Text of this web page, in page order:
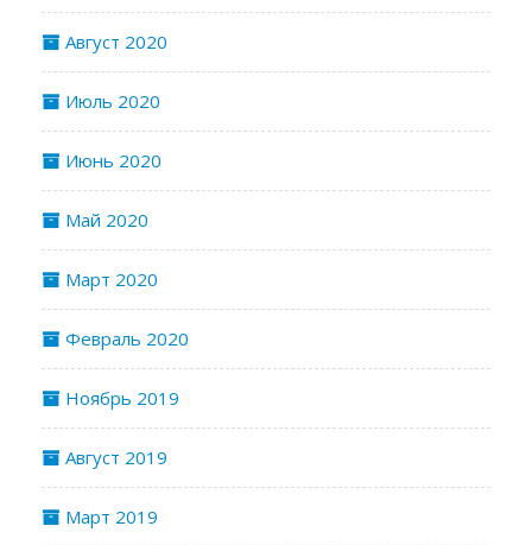
Август 2020
Июль 2020
Июнь 2020
Май 2020
Март 2020
Февраль 2020
Ноябрь 2019
Август 2019
Март 2019